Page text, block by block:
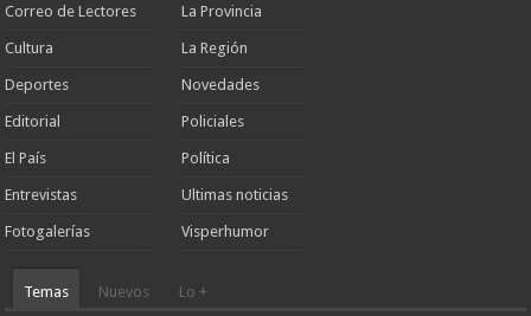
Correo de Lectores
Cultura
Deportes
Editorial
El País
Entrevistas
Fotogalerías
La Provincia
La Región
Novedades
Policiales
Política
Ultimas noticias
Visperhumor
Temas Nuevos Lo +